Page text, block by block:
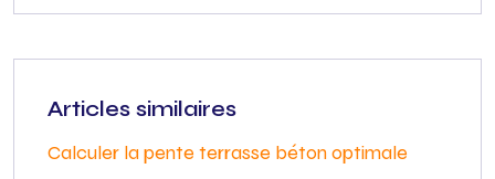
Articles similaires
Calculer la pente terrasse béton optimale